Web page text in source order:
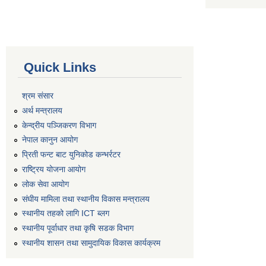
Quick Links
श्रम संसार
अर्थ मन्त्रालय
केन्द्रीय पञ्जिकरण विभाग
नेपाल कानुन आयोग
प्रिती फन्ट बाट युनिकोड कन्भर्रटर
राष्ट्रिय योजना आयोग
लोक सेवा आयोग
संघीय मामिला तथा स्थानीय विकास मन्त्रालय
स्थानीय तहको लागि ICT ब्लग
स्थानीय पूर्वाधार तथा कृषि सडक विभाग
स्थानीय शासन तथा सामुदायिक विकास कार्यक्रम